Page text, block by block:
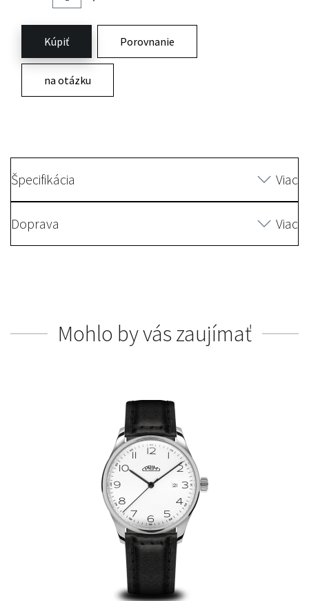
Kúpiť Porovnanie
na otázku
Špecifikácia Viac
Doprava Viac
Mohlo by vás zaujímať